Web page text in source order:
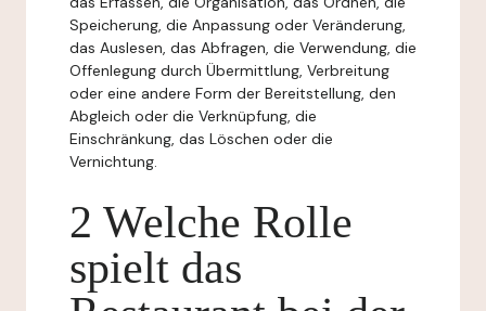
Speicherung, die Anpassung oder Veränderung,
das Auslesen, das Abfragen, die Verwendung, die
Offenlegung durch Übermittlung, Verbreitung
oder eine andere Form der Bereitstellung, den
Abgleich oder die Verknüpfung, die
Einschränkung, das Löschen oder die
Vernichtung.
2 Welche Rolle
spielt das